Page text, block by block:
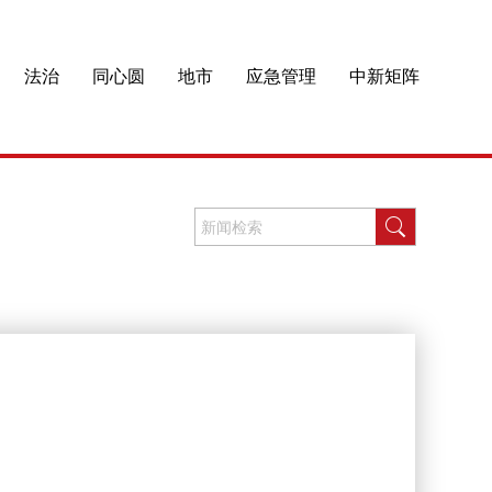
法治 同心圆 地市 应急管理 中新矩阵